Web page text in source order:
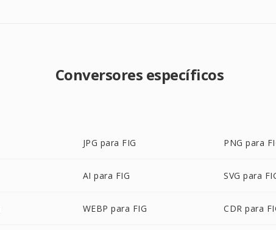
Conversores específicos
JPG para FIG PNG para
AI para FIG SVG para
WEBP para FIG CDR para